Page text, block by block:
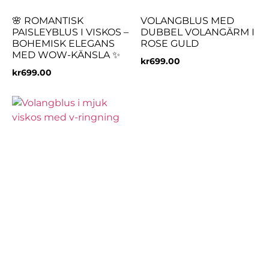
🌸 ROMANTISK
PAISLEYBLUS I VISKOS –
BOHEMISK ELEGANS
MED WOW-KÄNSLA ✨
kr699.00
VOLANGBLUS MED
DUBBEL VOLANGÄRM I
ROSE GULD
kr699.00